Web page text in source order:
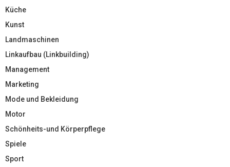
Küche
Kunst
Landmaschinen
Linkaufbau (Linkbuilding)
Management
Marketing
Mode und Bekleidung
Motor
Schönheits-und Körperpflege
Spiele
Sport